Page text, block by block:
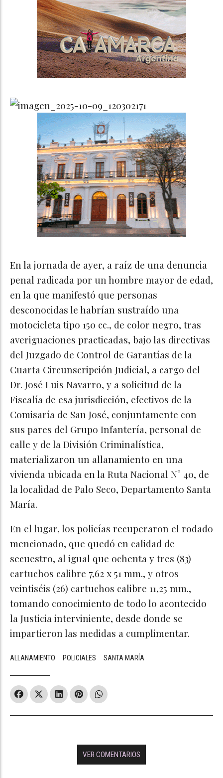
En la jornada de ayer, a raíz de una denuncia
penal radicada por un hombre mayor de edad,
en la que manifestó que personas
desconocidas le habrían sustraído una
motocicleta tipo 150 cc., de color negro, tras
averiguaciones practicadas, bajo las directivas
del Juzgado de Control de Garantías de la
Cuarta Circunscripción Judicial, a cargo del
Dr. José Luis Navarro, y a solicitud de la
Fiscalía de esa jurisdicción, efectivos de la
Comisaría de San José, conjuntamente con
sus pares del Grupo Infantería, personal de
calle y de la División Criminalística,
materializaron un allanamiento en una
vivienda ubicada en la Ruta Nacional N° 40, de
la localidad de Palo Seco, Departamento Santa
María.
En el lugar, los policías recuperaron el rodado
mencionado, que quedó en calidad de
secuestro, al igual que ochenta y tres (83)
cartuchos calibre 7,62 x 51 mm., y otros
veintiséis (26) cartuchos calibre 11,25 mm.,
tomando conocimiento de todo lo acontecido
la Justicia interviniente, desde donde se
impartieron las medidas a cumplimentar.
ALLANAMIENTO POLICIALES SANTA MARÍA
VER COMENTARIOS